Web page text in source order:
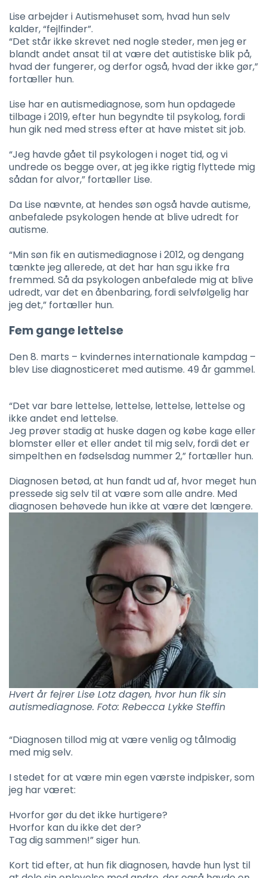
Lise arbejder i Autismehuset som, hvad hun selv
kalder, “fejlfinder”.
“Det står ikke skrevet ned nogle steder, men jeg er
blandt andet ansat til at være det autistiske blik på,
hvad der fungerer, og derfor også, hvad der ikke gør,”
fortæller hun.
Lise har en autismediagnose, som hun opdagede
tilbage i 2019, efter hun begyndte til psykolog, fordi
hun gik ned med stress efter at have mistet sit job.
“Jeg havde gået til psykologen i noget tid, og vi
undrede os begge over, at jeg ikke rigtig flyttede mig
sådan for alvor,” fortæller Lise.
Da Lise nævnte, at hendes søn også havde autisme,
anbefalede psykologen hende at blive udredt for
autisme.
“Min søn fik en autismediagnose i 2012, og dengang
tænkte jeg allerede, at det har han sgu ikke fra
fremmed. Så da psykologen anbefalede mig at blive
udredt, var det en åbenbaring, fordi selvfølgelig har
jeg det,” fortæller hun.
Fem gange lettelse
Den 8. marts – kvindernes internationale kampdag –
blev Lise diagnosticeret med autisme. 49 år gammel.
“Det var bare lettelse, lettelse, lettelse, lettelse og
ikke andet end lettelse.
Jeg prøver stadig at huske dagen og købe kage eller
blomster eller et eller andet til mig selv, fordi det er
simpelthen en fødselsdag nummer 2,” fortæller hun.
Diagnosen betød, at hun fandt ud af, hvor meget hun
pressede sig selv til at være som alle andre. Med
diagnosen behøvede hun ikke at være det længere.
Hvert år fejrer Lise Lotz dagen, hvor hun fik sin
autismediagnose. Foto: Rebecca Lykke Steffin
“Diagnosen tillod mig at være venlig og tålmodig
med mig selv.
I stedet for at være min egen værste indpisker, som
jeg har været:
Hvorfor gør du det ikke hurtigere?
Hvorfor kan du ikke det der?
Tag dig sammen!” siger hun.
Kort tid efter, at hun fik diagnosen, havde hun lyst til